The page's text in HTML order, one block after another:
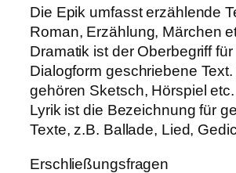
Die Epik umfasst erzählende
Roman, Erzählung, Märchen
Dramatik ist der Oberbegriff für
Dialogform geschriebene
gehören Sketsch, Hörspiel etc.
Lyrik ist die Bezeichnung für
Texte, z.B. Ballade, Lied,
Erschließungsfragen